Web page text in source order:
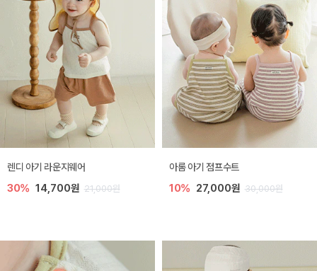
렌디 아기 라운지웨어
30% 14,700원 21,000원
아롬 아기 점프수트
10% 27,000원 30,000원